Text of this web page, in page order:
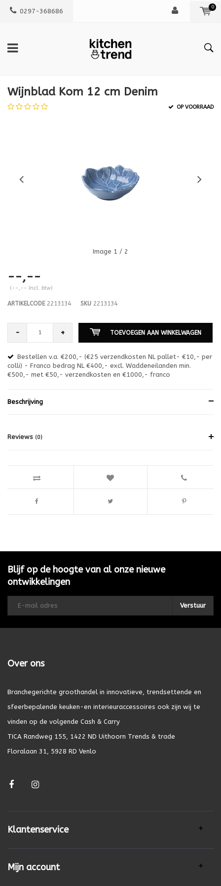
0297-368686
0
Wijnblad Kom 12 cm Denim
OP VOORRAAD
Image 1 / 2
--,--
(--,-- Incl. btw)
ARTIKELCODE2213134 SKU 2213134
- + TOEVOEGEN AAN WINKELWAGEN
Bestellen v.a. €200,- (€25 verzendkosten NL pallet- €10,- per
colli) - Franco bedrag NL €400,- excl. Waddeneilanden min.
€500,- met €50,- verzendkosten en €1000,- franco
Beschrijving
Reviews (0)
Blijf op de hoogte van al onze nieuwe
ontwikkelingen
Verstuur
Over ons
Branchegerichte groothandel in innovatieve, trendsettende en
sfeerbepalende keuken-en interieuraccessoires ook zijn wij te
vinden op de volgende Cash & Carry
TICA Randweg 155, 1422 ND Uithoorn Trends & trade
Floralaan 31, 5928 RD Venlo
Klantenservice
Mijn account